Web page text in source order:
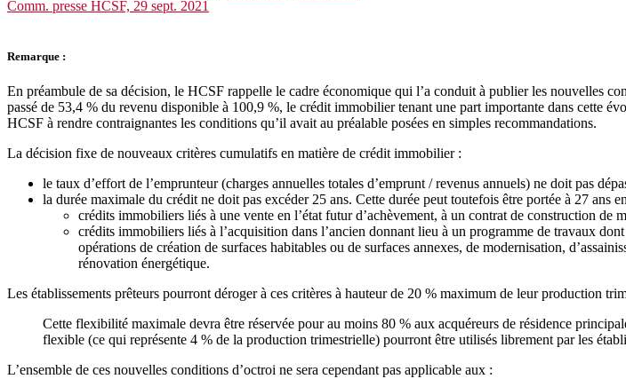
Comm. presse HCSF, 29 sept. 2021
Remarque :
En préambule de sa décision, le HCSF rappelle le cadre économique qui l’a conduit à publier les nouvelles
passé de 53,4 % du revenu disponible à 100,9 %, le crédit immobilier tenant une part importante dans cette
HCSF à rendre contraignantes les conditions qu’il avait au préalable posées en simples recommandations.
La décision fixe de nouveaux critères cumulatifs en matière de crédit immobilier :
le taux d’effort de l’emprunteur (charges annuelles totales d’emprunt / revenus annuels) ne doit pas
la durée maximale du crédit ne doit pas excéder 25 ans. Cette durée peut toutefois être portée à 27 ans
crédits immobiliers liés à une vente en l’état futur d’achèvement, à un contrat de construction
crédits immobiliers liés à l’acquisition dans l’ancien donnant lieu à un programme de travaux
opérations de création de surfaces habitables ou de surfaces annexes, de modernisation,
rénovation énergétique.
Les établissements prêteurs pourront déroger à ces critères à hauteur de 20 % maximum de leur production
Cette flexibilité maximale devra être réservée pour au moins 80 % aux acquéreurs de résidence
flexible (ce qui représente 4 % de la production trimestrielle) pourront être utilisés librement par les
L’ensemble de ces nouvelles conditions d’octroi ne sera cependant pas applicable aux :